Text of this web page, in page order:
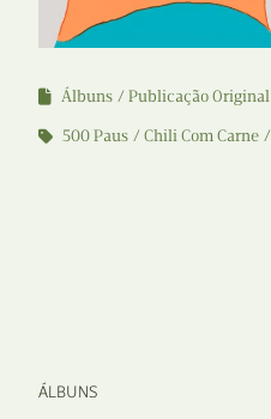
Álbuns
Publicação Original
500 Paus
Chili Com Carne
ÁLBUNS